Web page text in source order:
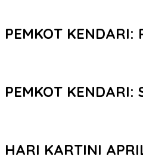
PEMKOT KENDARI:
PEMKOT KENDARI:
HARI KARTINI